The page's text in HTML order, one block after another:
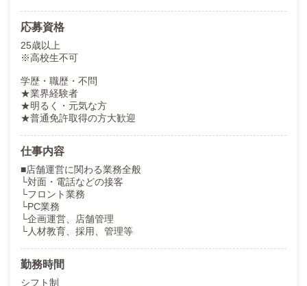
応募資格
25歳以上
※高校生不可
学歴・職歴・不問
★業界経験者
★明るく・元気な方
★普通免許取得の方大歓迎
仕事内容
■店舗運営に関わる業務全般
└対面・電話などの接客
└フロント業務
└PC業務
└企画運営、店舗管理
└人材教育、採用、管理等
勤務時間
シフト制